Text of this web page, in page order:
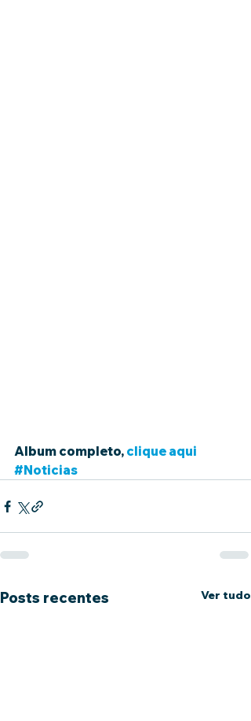
Album completo, clique aqui
#Noticias
Posts recentes Ver tudo